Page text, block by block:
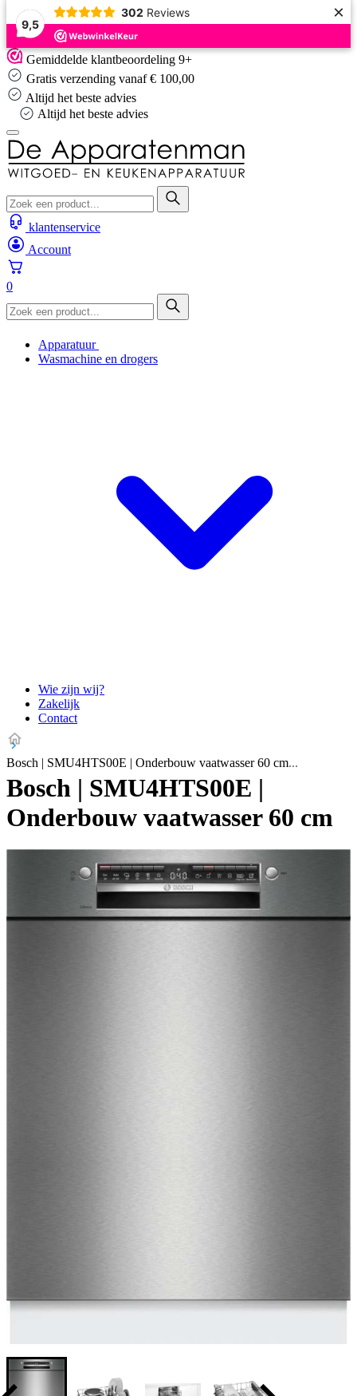
9,5
302 Reviews ×
Skip
to
content
Gemiddelde klantbeoordeling 9+
Gratis verzending vanaf € 100,00
Altijd het beste advies
Altijd het beste advies
klantenservice
Account
0
Apparatuur
Wasmachine en drogers
Wie zijn wij?
Zakelijk
Contact
Bosch | SMU4HTS00E | Onderbouw vaatwasser 60 cm
Bosch | SMU4HTS00E |
Onderbouw vaatwasser 60 cm